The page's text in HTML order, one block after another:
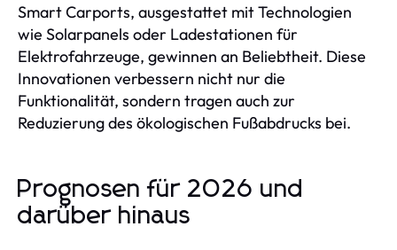
Smart Carports, ausgestattet mit Technologien
wie Solarpanels oder Ladestationen für
Elektrofahrzeuge, gewinnen an Beliebtheit. Diese
Innovationen verbessern nicht nur die
Funktionalität, sondern tragen auch zur
Reduzierung des ökologischen Fußabdrucks bei.
Prognosen für 2026 und
darüber hinaus